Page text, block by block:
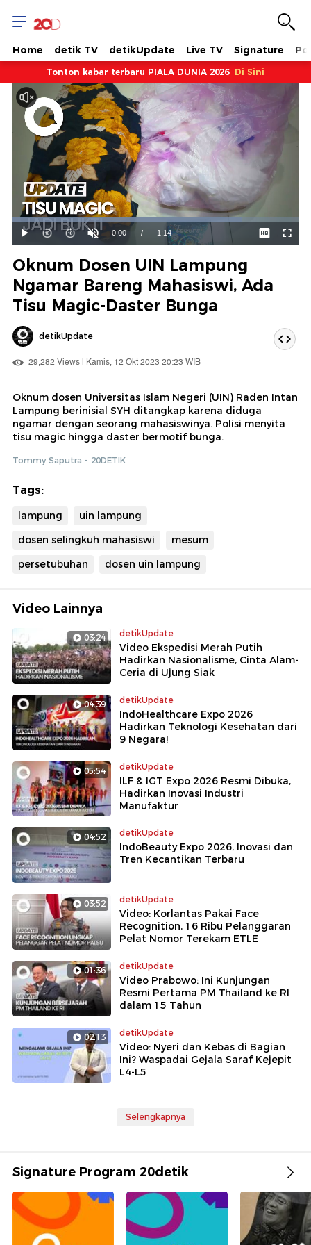
Home detik TV detikUpdate Live TV Signature
Tonton kabar terbaru PIALA DUNIA 2026 Di Sini
Mainkan
Suara
Hidup
Waktu
0:00 / Durasi
1:14
Dimuat:
80.33%
Oknum Dosen UIN Lampung
Ngamar Bareng Mahasiswi, Ada
Tisu Magic-Daster Bunga
detikUpdate
29,282 Views | Kamis, 12 Okt 2023 20:23 WIB
Oknum dosen Universitas Islam Negeri (UIN) Raden Intan
Lampung berinisial SYH ditangkap karena diduga
ngamar dengan seorang mahasiswinya. Polisi menyita
tisu magic hingga daster bermotif bunga.
Tommy Saputra - 20DETIK
Tags:
lampung
uin lampung
dosen selingkuh mahasiswi
mesum
persetubuhan
dosen uin lampung
Video Lainnya
03:24 detikUpdate
Video Ekspedisi Merah Putih
Hadirkan Nasionalisme, Cinta Alam-
Ceria di Ujung Siak
04:39 detikUpdate
IndoHealthcare Expo 2026
Hadirkan Teknologi Kesehatan dari
9 Negara!
05:54 detikUpdate
ILF & IGT Expo 2026 Resmi Dibuka,
Hadirkan Inovasi Industri
Manufaktur
04:52 detikUpdate
IndoBeauty Expo 2026, Inovasi dan
Tren Kecantikan Terbaru
03:52 detikUpdate
Video: Korlantas Pakai Face
Recognition, 16 Ribu Pelanggaran
Pelat Nomor Terekam ETLE
01:36 detikUpdate
Video Prabowo: Ini Kunjungan
Resmi Pertama PM Thailand ke RI
dalam 15 Tahun
02:13 detikUpdate
Video: Nyeri dan Kebas di Bagian
Ini? Waspadai Gejala Saraf Kejepit
L4-L5
Selengkapnya
Signature Program 20detik